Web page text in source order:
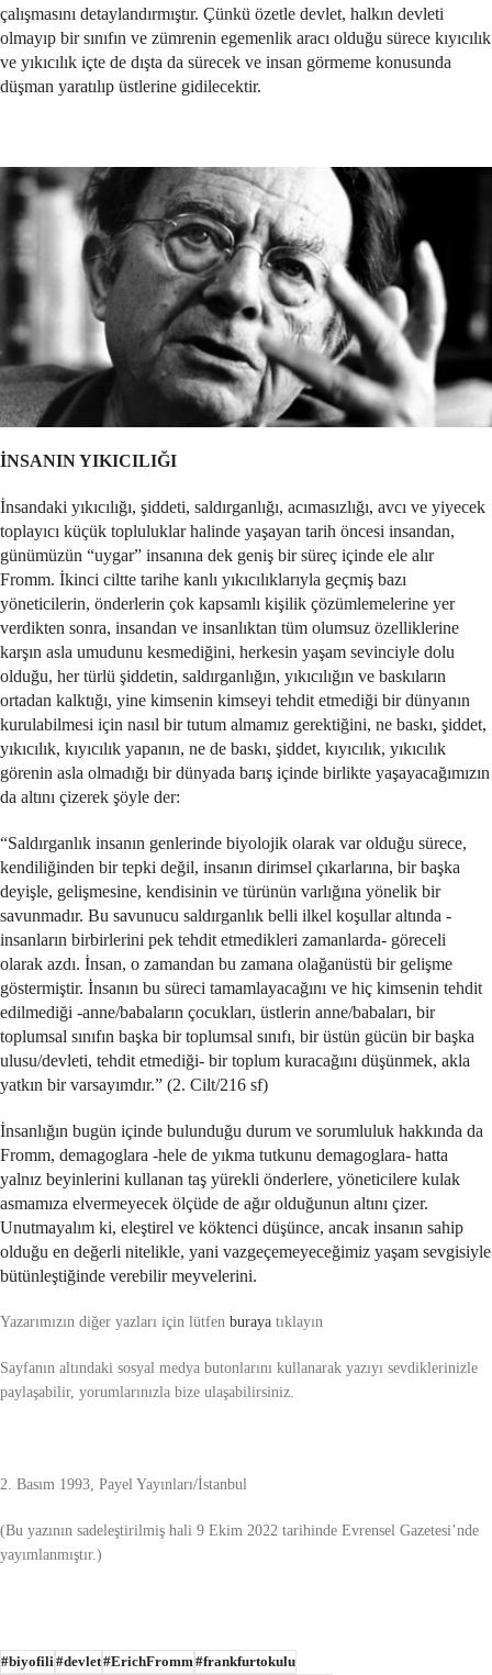
çalışmasını detaylandırmıştır. Çünkü özetle devlet, halkın devleti
olmayıp bir sınıfın ve zümrenin egemenlik aracı olduğu sürece kıyıcılık
ve yıkıcılık içte de dışta da sürecek ve insan görmeme konusunda
düşman yaratılıp üstlerine gidilecektir.
İNSANIN YIKICILIĞI
İnsandaki yıkıcılığı, şiddeti, saldırganlığı, acımasızlığı, avcı ve yiyecek
toplayıcı küçük topluluklar halinde yaşayan tarih öncesi insandan,
günümüzün “uygar” insanına dek geniş bir süreç içinde ele alır
Fromm. İkinci ciltte tarihe kanlı yıkıcılıklarıyla geçmiş bazı
yöneticilerin, önderlerin çok kapsamlı kişilik çözümlemelerine yer
verdikten sonra, insandan ve insanlıktan tüm olumsuz özelliklerine
karşın asla umudunu kesmediğini, herkesin yaşam sevinciyle dolu
olduğu, her türlü şiddetin, saldırganlığın, yıkıcılığın ve baskıların
ortadan kalktığı, yine kimsenin kimseyi tehdit etmediği bir dünyanın
kurulabilmesi için nasıl bir tutum almamız gerektiğini, ne baskı, şiddet,
yıkıcılık, kıyıcılık yapanın, ne de baskı, şiddet, kıyıcılık, yıkıcılık
görenin asla olmadığı bir dünyada barış içinde birlikte yaşayacağımızın
da altını çizerek şöyle der:
“Saldırganlık insanın genlerinde biyolojik olarak var olduğu sürece,
kendiliğinden bir tepki değil, insanın dirimsel çıkarlarına, bir başka
deyişle, gelişmesine, kendisinin ve türünün varlığına yönelik bir
savunmadır. Bu savunucu saldırganlık belli ilkel koşullar altında -
insanların birbirlerini pek tehdit etmedikleri zamanlarda- göreceli
olarak azdı. İnsan, o zamandan bu zamana olağanüstü bir gelişme
göstermiştir. İnsanın bu süreci tamamlayacağını ve hiç kimsenin tehdit
edilmediği -anne/babaların çocukları, üstlerin anne/babaları, bir
toplumsal sınıfın başka bir toplumsal sınıfı, bir üstün gücün bir başka
ulusu/devleti, tehdit etmediği- bir toplum kuracağını düşünmek, akla
yatkın bir varsayımdır.” (2. Cilt/216 sf)
İnsanlığın bugün içinde bulunduğu durum ve sorumluluk hakkında da
Fromm, demagoglara -hele de yıkma tutkunu demagoglara- hatta
yalnız beyinlerini kullanan taş yürekli önderlere, yöneticilere kulak
asmamıza elvermeyecek ölçüde de ağır olduğunun altını çizer.
Unutmayalım ki, eleştirel ve köktenci düşünce, ancak insanın sahip
olduğu en değerli nitelikle, yani vazgeçemeyeceğimiz yaşam sevgisiyle
bütünleştiğinde verebilir meyvelerini.
Yazarımızın diğer yazları için lütfen buraya tıklayın
Sayfanın altındaki sosyal medya butonlarını kullanarak yazıyı sevdiklerinizle
paylaşabilir, yorumlarınızla bize ulaşabilirsiniz.
2. Basım 1993, Payel Yayınları/İstanbul
(Bu yazının sadeleştirilmiş hali 9 Ekim 2022 tarihinde Evrensel Gazetesi’nde
yayımlanmıştır.)
#biyofili#devlet#ErichFromm#frankfurtokulu